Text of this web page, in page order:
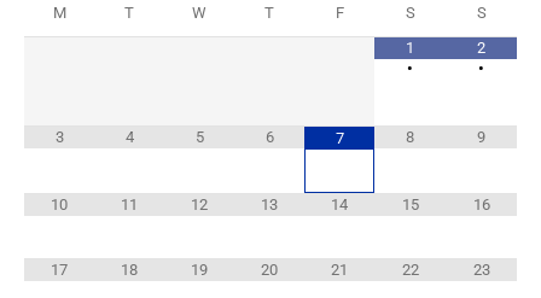
M T W T F S
S
1
•
2
•
3 4 5 6 7 8 9
10 11 12 13 14 15 16
17 18 19 20 21 22 23